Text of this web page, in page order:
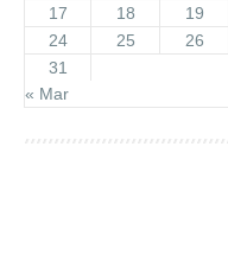
17
18 19
24
25 26
31
« Mar